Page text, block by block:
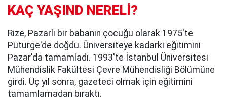
KAÇ YAŞIND NERELİ?
Rize, Pazarlı bir babanın çocuğu olarak 1975'te
Pütürge'de doğdu. Üniversiteye kadarki eğitimini
Pazar'da tamamladı. 1993'te İstanbul Üniversitesi
Mühendislik Fakültesi Çevre Mühendisliği Bölümüne
girdi. Üç yıl sonra, gazeteci olmak için eğitimini
tamamlamadan bıraktı.